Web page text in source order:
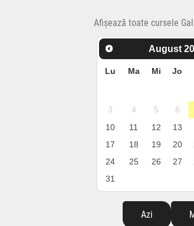
Afișează toate cursele
August
Lu Ma Mi Jo
3
4 5 6
10
11 12 13
17
18 19 20
24
25 26 27
31
Azi